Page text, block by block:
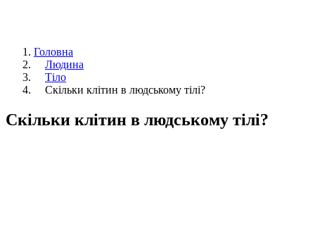
Головна
Людина
Тіло
Скільки клітин в людському тілі?
Скільки клітин в людському тілі?